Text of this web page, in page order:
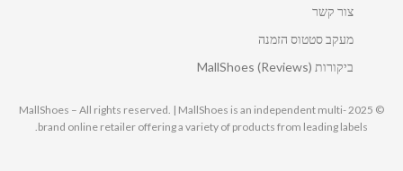
צור קשר
מעקב סטטוס הזמנה
ביקורות MallShoes (Reviews)
© 2025 MallShoes – All rights reserved. | MallShoes is an independent multi-
brand online retailer offering a variety of products from leading labels.